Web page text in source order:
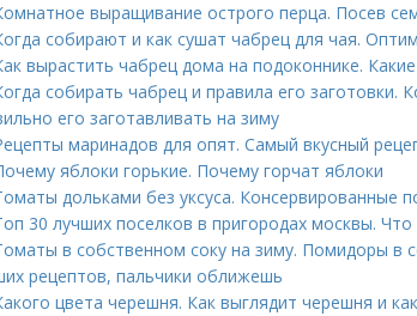
выращивание острого перца. Посев
собирают и как сушат чабрец для чая.
вырастить чабрец дома на подоконнике.
собирать чабрец и правила его заготовки.
его заготавливать на зиму
маринадов для опят. Самый вкусный
яблоки горькие. Почему горчат яблоки
дольками без уксуса. Консервированные
30 лучших поселков в пригородах москвы.
в собственном соку на зиму. Помидоры в
рецептов, пальчики оближешь
цвета черешня. Как выглядит черешня и